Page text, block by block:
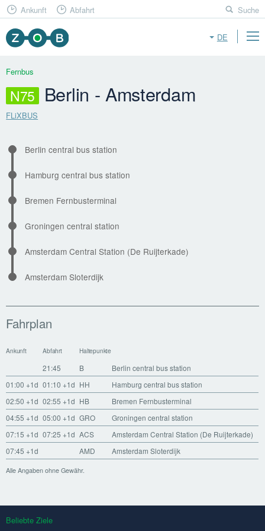
DE
Ankunft Abfahrt Suche
Fernbus
N75 Berlin - Amsterdam
FLiXBUS
Berlin central bus station
Hamburg central bus station
Bremen Fernbusterminal
Groningen central station
Amsterdam Central Station (De Ruijterkade)
Amsterdam Sloterdijk
Fahrplan
Ankunft Abfahrt Haltepunkte
21:45 B
Berlin central bus station
01:00+1d 01:10+1d HH
Hamburg central bus station
02:50+1d 02:55+1d HB
Bremen Fernbusterminal
04:55+1d 05:00+1d GRO
Groningen central station
07:15+1d 07:25+1d ACS
Amsterdam Central Station (De Ruijterkade)
07:45+1d AMD Amsterdam Sloterdijk
Alle Angaben ohne Gewähr.
Beliebte Ziele